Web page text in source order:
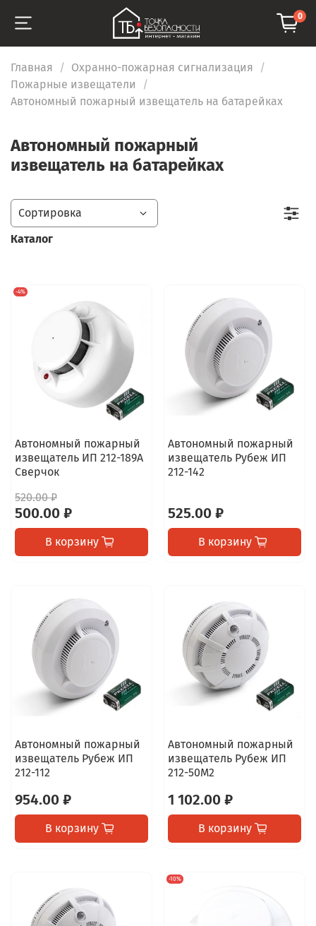
0
Главная
Охранно-пожарная сигнализация
Пожарные извещатели
Автономный пожарный извещатель на батарейках
Автономный пожарный
извещатель на батарейках
-4%
Автономный пожарный
извещатель ИП 212-189А
Сверчок
520.00 ₽
500.00 ₽
В корзину
Автономный пожарный
извещатель Рубеж ИП
212-142
525.00 ₽
В корзину
Автономный пожарный
извещатель Рубеж ИП
212-112
954.00 ₽
В корзину
Автономный пожарный
извещатель Рубеж ИП
212-50М2
1 102.00 ₽
В корзину
-10%
Каталог